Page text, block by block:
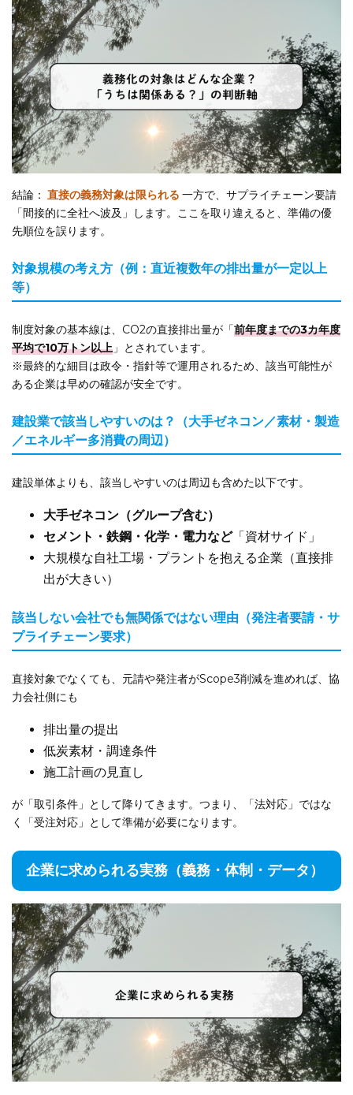
結論： 直接の義務対象は限られる 一方で、サプライチェーン要請
「間接的に全社へ波及」します。ここを取り違えると、準備の優
先順位を誤ります。
対象規模の考え方（例：直近複数年の排出量が一定以上
等）
制度対象の基本線は、CO2の直接排出量が「前年度までの3カ年度
平均で10万トン以上 」とされています。
※最終的な細目は政令・指針等で運用されるため、該当可能性が
ある企業は早めの確認が安全です。
建設業で該当しやすいのは？（大手ゼネコン／素材・製造
／エネルギー多消費の周辺）
建設単体よりも、該当しやすいのは周辺も含めた以下です。
大手ゼネコン（グループ含む）
セメント・鉄鋼・化学・電力など「資材サイド」
大規模な自社工場・プラントを抱える企業（直接排
出が大きい）
該当しない会社でも無関係ではない理由（発注者要請・サ
プライチェーン要求）
直接対象でなくても、元請や発注者がScope3削減を進めれば、協
力会社側にも
排出量の提出
低炭素材・調達条件
施工計画の見直し
が「取引条件」として降りてきます。つまり、「法対応」ではな
く「受注対応」として準備が必要になります。
企業に求められる実務（義務・体制・データ）